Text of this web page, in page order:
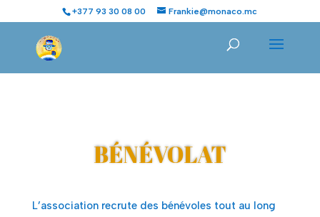
+377 93 30 08 00 Frankie@monaco.mc
BÉNÉVOLAT
L’association recrute des bénévoles tout au long